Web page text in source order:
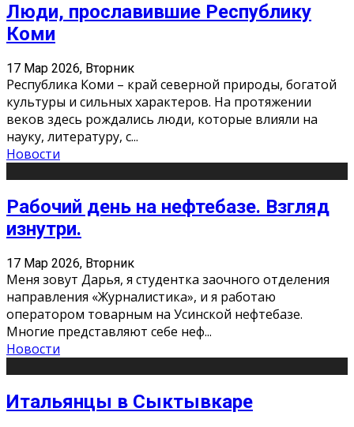
Люди, прославившие Республику
Коми
17 Мар 2026, Вторник
Республика Коми – край северной природы, богатой
культуры и сильных характеров. На протяжении
веков здесь рождались люди, которые влияли на
науку, литературу, с...
Новости
Рабочий день на нефтебазе. Взгляд
изнутри.
17 Мар 2026, Вторник
Меня зовут Дарья, я студентка заочного отделения
направления «Журналистика», и я работаю
оператором товарным на Усинской нефтебазе.
Многие представляют себе неф...
Новости
Итальянцы в Сыктывкаре